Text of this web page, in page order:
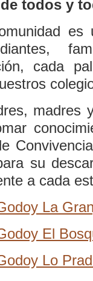
todos y
es
cada
madres
su
a cada
La
El
Lo